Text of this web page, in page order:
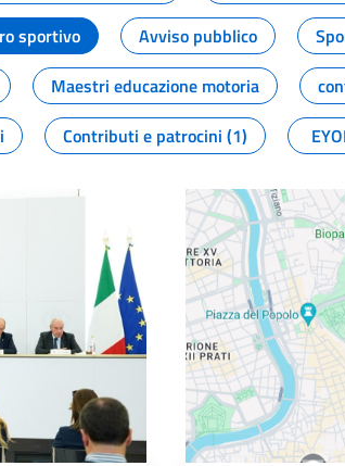
sportivo Avviso pubblico
Maestri educazione motoria
Contributi e patrocini (1)